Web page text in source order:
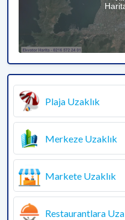
Plaja Uzaklık
Merkeze Uzaklık
Markete Uzaklık
Restaurantlara